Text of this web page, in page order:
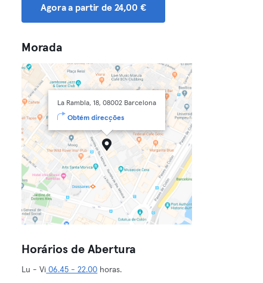
Agora a partir de 24,00 €
Morada
La Rambla, 18, 08002 Barcelona
Obtém direcções
Horários de Abertura
Lu - Vi 06.45 - 22.00 horas.